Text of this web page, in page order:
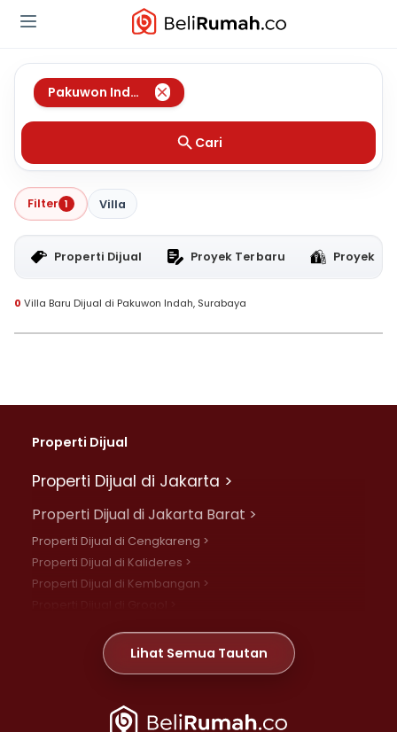
Pakuwon Indah Surabaya
Cari
Filter 1 Villa
Properti Dijual Proyek Terbaru Proyek
0 Villa Baru Dijual di Pakuwon Indah, Surabaya
Properti Dijual
Properti Dijual di Jakarta >
Properti Dijual di Jakarta Barat >
Properti Dijual di Cengkareng >
Properti Dijual di Kalideres >
Properti Dijual di Kembangan >
Properti Dijual di Meruya >
Properti Dijual di Jelambar >
Properti Dijual di Jakarta Pusat >
Lihat Semua Tautan